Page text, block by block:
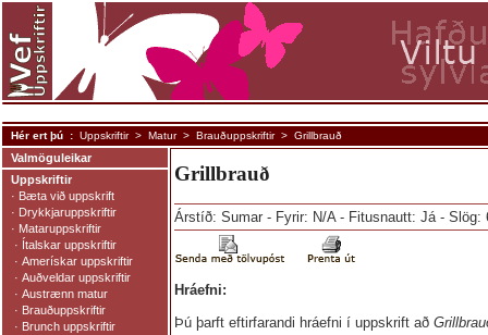
Grillbrauð
Árstíð: Sumar - Fyrir: N/A - Fitusnautt: Já - Slög:
Hráefni:
Þú þarft eftirfarandi hráefni í uppskrift að
Valmöguleikar
Uppskriftir
· Bæta við uppskrift
· Drykkjaruppskriftir
· Mataruppskriftir
· Ítalskar uppskriftir
· Amerískar uppskriftir
· Auðveldar uppskriftir
· Austrænn matur
· Brauðuppskriftir
· Brunch uppskriftir
Hér ert þú : Uppskriftir > Matur > Brauðuppskriftir > Grillbrauð